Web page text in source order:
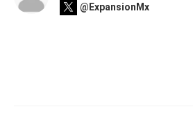
@ExpansionMx